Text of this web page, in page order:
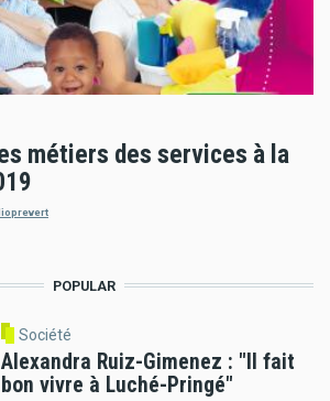
métiers des services à la
POPULAR
Société
Alexandra Ruiz-Gimenez : "Il fait
bon vivre à Luché-Pringé"